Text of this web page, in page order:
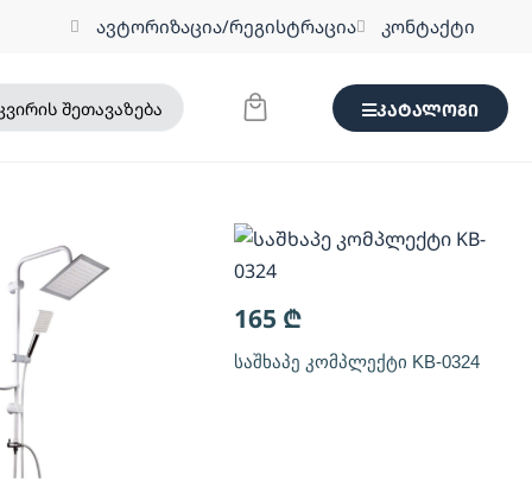
ავტორიზაცია/რეგისტრაცია კონტაქტი
შეთავაზება კატალოგი
165 ₾
საშხაპე კომპლექტი KB-0324